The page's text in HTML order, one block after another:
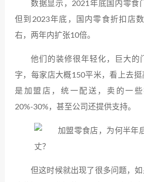
数据显示，2021年底国内零食
但到2023年底，国内零食折扣店
右，两年内扩张10倍。
他们的装修很年轻化，巨大的
字，每家店大概150平米，看上去
是加盟店，统一配送，卖的一
20%-30%，甚至公司还提供支持。
但这时候就出现了很多问题，